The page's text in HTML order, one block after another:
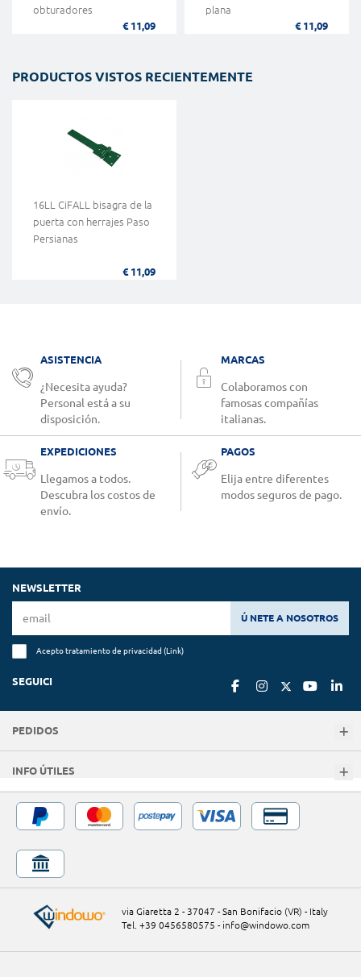
obturadores
€ 11,09
plana
€ 11,09
PRODUCTOS VISTOS RECIENTEMENTE
16LL CiFALL bisagra de la
puerta con herrajes Paso
Persianas
€ 11,09
ASISTENCIA
¿Necesita ayuda?
Personal está a su
disposición.
MARCAS
Colaboramos con
famosas compañías
italianas.
EXPEDICIONES
Llegamos a todos.
Descubra los costos de
envío.
PAGOS
Elija entre diferentes
modos seguros de pago.
NEWSLETTER
Ú NETE A NOSOTROS
Acepto tratamiento de privacidad (Link)
SEGUICI
PEDIDOS
INFO ÚTILES
via Giaretta 2 - 37047 - San Bonifacio (VR) - Italy
Tel. +39 0456580575 - info@windowo.com